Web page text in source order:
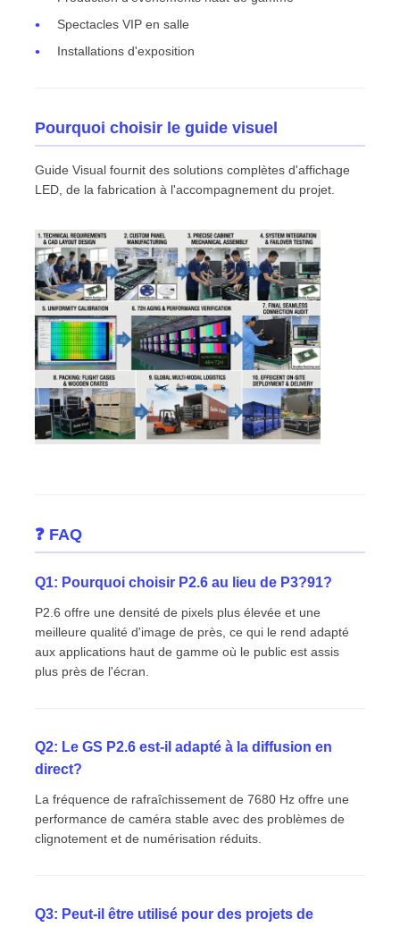
Spectacles VIP en salle
Installations d'exposition
Pourquoi choisir le guide visuel
Guide Visual fournit des solutions complètes d'affichage
LED, de la fabrication à l'accompagnement du projet.
❓ FAQ
Q1: Pourquoi choisir P2.6 au lieu de P3?91?
P2.6 offre une densité de pixels plus élevée et une
meilleure qualité d'image de près, ce qui le rend adapté
aux applications haut de gamme où le public est assis
plus près de l'écran.
Q2: Le GS P2.6 est-il adapté à la diffusion en
direct?
La fréquence de rafraîchissement de 7680 Hz offre une
performance de caméra stable avec des problèmes de
clignotement et de numérisation réduits.
Q3: Peut-il être utilisé pour des projets de